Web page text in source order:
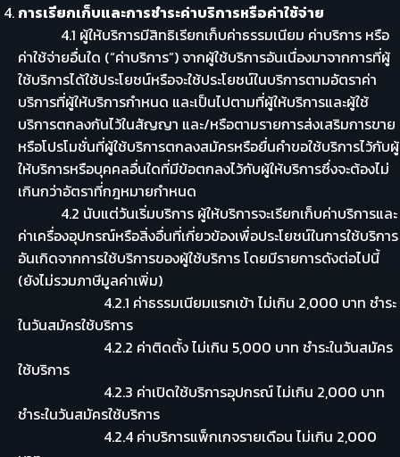
การเรียกเก็บและการชำระค่าบริการหรือค่าใช้จ่าย
4.1 ผู้ให้บริการมีสิทธิเรียกเก็บค่าธรรมเนียม ค่าบริการ หรือ
ค่าใช้จ่ายอื่นใด (“ค่าบริการ”) จากผู้ใช้บริการอันเนื่องมาจากการที่ผู้
ใช้บริการได้ใช้ประโยชน์หรือจะใช้ประโยชน์ในบริการตามอัตราค่า
บริการที่ผู้ให้บริการกำหนด และเป็นไปตามที่ผู้ให้บริการและผู้ใช้
บริการตกลงกันไว้ในสัญญา และ/หรือตามรายการส่งเสริมการขาย
หรือโปรโมชั่นที่ผู้ใช้บริการตกลงสมัครหรือยื่นคำขอใช้บริการไว้กับผู้
ให้บริการหรือบุคคลอื่นใดที่มีข้อตกลงไว้กับผู้ให้บริการซึ่งจะต้องไม่
เกินกว่าอัตราที่กฎหมายกำหนด
4.2 นับแต่วันเริ่มบริการ ผู้ให้บริการจะเรียกเก็บค่าบริการและ
ค่าเครื่องอุปกรณ์หรือสิ่งอื่นที่เกี่ยวข้องเพื่อประโยชน์ในการใช้บริการ
อันเกิดจากการใช้บริการของผู้ใช้บริการ โดยมีรายการดังต่อไปนี้
(ยังไม่รวมภาษีมูลค่าเพิ่ม)
4.2.1 ค่าธรรมเนียมแรกเข้า ไม่เกิน 2,000 บาท ชำระ
ในวันสมัครใช้บริการ
4.2.2 ค่าติดตั้ง ไม่เกิน 5,000 บาท ชำระในวันสมัคร
ใช้บริการ
4.2.3 ค่าเปิดใช้บริการอุปกรณ์ ไม่เกิน 2,000 บาท
ชำระในวันสมัครใช้บริการ
4.2.4 ค่าบริการแพ็กเกจรายเดือน ไม่เกิน 2,000